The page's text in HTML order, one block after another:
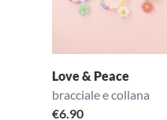
Love & Peace
bracciale e collana
€6.90